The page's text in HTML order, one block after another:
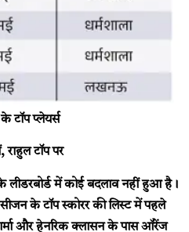
के टॉप प्लेयर्स
टॉप पर
में कोई बदलाव नहीं हुआ है।
के टॉप स्कोरर की लिस्ट में पहले
और हेनरिक क्लासन के पास ऑरेंज